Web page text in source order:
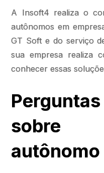
A Insoft4 realiza o
autônomos em
GT Soft e do serviço
sua empresa realiza
conhecer essas
sobre